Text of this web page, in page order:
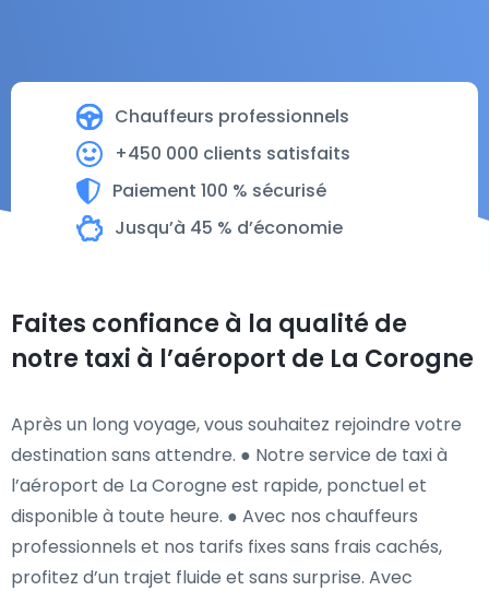
Chauffeurs professionnels
+450 000 clients satisfaits
Paiement 100 % sécurisé
Jusqu’à 45 % d’économie
Faites confiance à la qualité de
notre taxi à l’aéroport de La Corogne
Après un long voyage, vous souhaitez rejoindre votre
destination sans attendre. ● Notre service de taxi à
l’aéroport de La Corogne est rapide, ponctuel et
disponible à toute heure. ● Avec nos chauffeurs
professionnels et nos tarifs fixes sans frais cachés,
profitez d’un trajet fluide et sans surprise. Avec